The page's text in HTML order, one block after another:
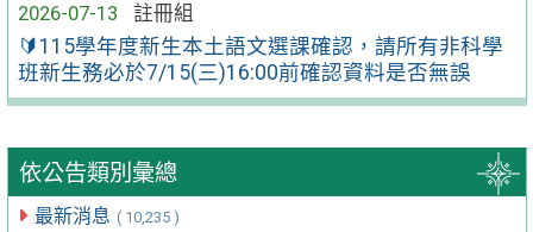
2026-07-13
註冊組
🔰115學年度新生本土語文選課確認，請所有非科學
班新生務必於7/15(三)16:00前確認資料是否無誤
依公告類別彙總
最新消息 ( 10,235 )